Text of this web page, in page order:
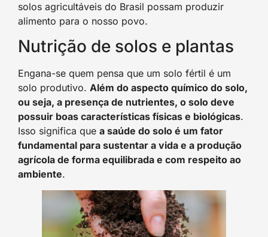
solos agricultáveis do Brasil possam produzir
alimento para o nosso povo.
Nutrição de solos e plantas
Engana-se quem pensa que um solo fértil é um
solo produtivo. Além do aspecto químico do solo,
ou seja, a presença de nutrientes, o solo deve
possuir boas características físicas e biológicas.
Isso significa que a saúde do solo é um fator
fundamental para sustentar a vida e a produção
agrícola de forma equilibrada e com respeito ao
ambiente.